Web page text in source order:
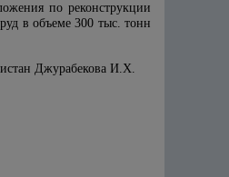
по реконструкции
в объеме 300 тыс. тонн
Джурабекова И.Х.